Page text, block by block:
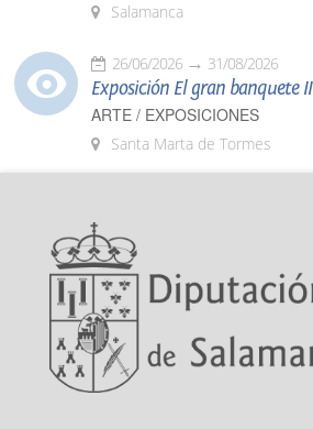
Salamanca
26/06/2026 31/08/2026
Exposición El gran banquete II
ARTE / EXPOSICIONES
Santa Marta de Tormes